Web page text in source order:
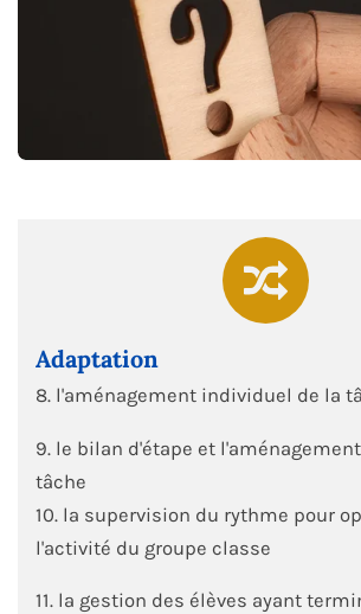
Adaptation
8. l'aménagement individuel de la
9. le bilan d'étape et
tâche
10. la supervision du rythme pour
l'activité du groupe classe
11. la gestion des élèves ayant